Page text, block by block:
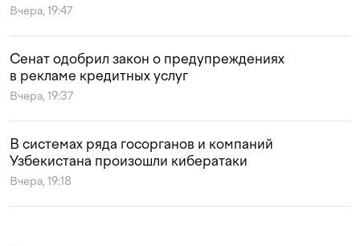
Вчера, 19:47
Сенат одобрил закон о предупреждениях
в рекламе кредитных услуг
Вчера, 19:37
В системах ряда госорганов и компаний
Узбекистана произошли кибератаки
Вчера, 19:18